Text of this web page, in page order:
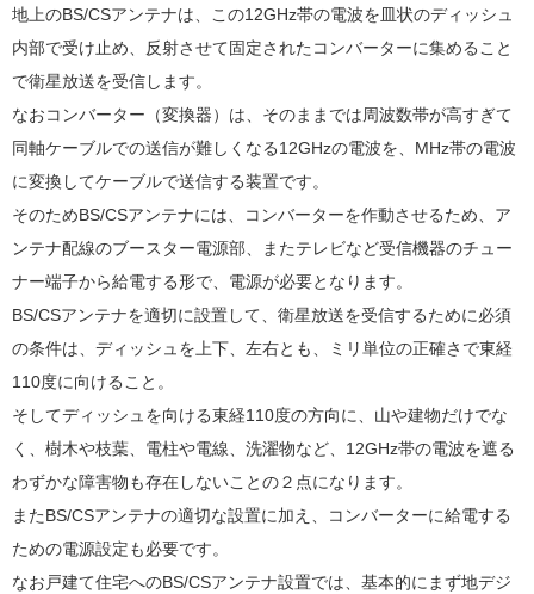
地上のBS/CSアンテナは、この12GHz帯の電波を皿状のディッシュ
内部で受け止め、反射させて固定されたコンバーターに集めること
で衛星放送を受信します。
なおコンバーター（変換器）は、そのままでは周波数帯が高すぎて
同軸ケーブルでの送信が難しくなる12GHzの電波を、MHz帯の電波
に変換してケーブルで送信する装置です。
そのためBS/CSアンテナには、コンバーターを作動させるため、ア
ンテナ配線のブースター電源部、またテレビなど受信機器のチュー
ナー端子から給電する形で、電源が必要となります。
BS/CSアンテナを適切に設置して、衛星放送を受信するために必須
の条件は、ディッシュを上下、左右とも、ミリ単位の正確さで東経
110度に向けること。
そしてディッシュを向ける東経110度の方向に、山や建物だけでな
く、樹木や枝葉、電柱や電線、洗濯物など、12GHz帯の電波を遮る
わずかな障害物も存在しないことの２点になります。
またBS/CSアンテナの適切な設置に加え、コンバーターに給電する
ための電源設定も必要です。
なお戸建て住宅へのBS/CSアンテナ設置では、基本的にまず地デジ